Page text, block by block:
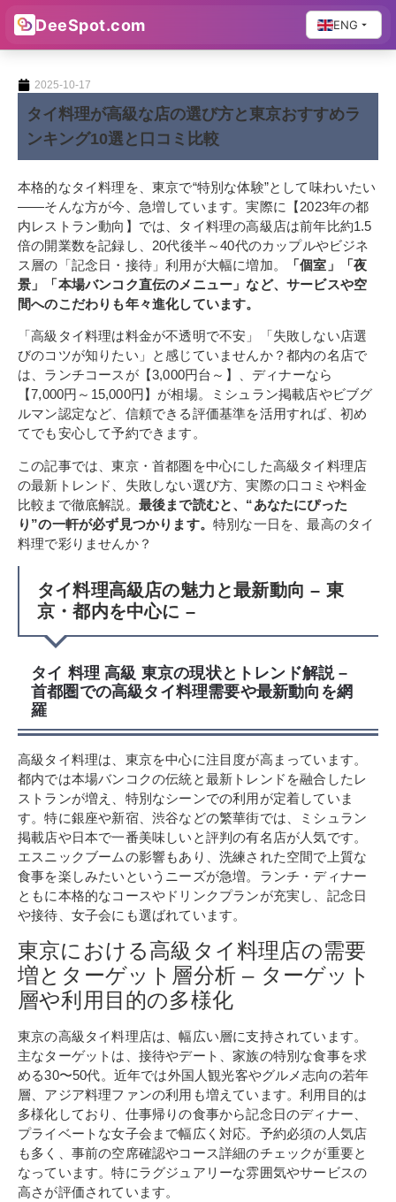
DeeSpot.com ENG
2025-10-17
タイ料理が高級な店の選び方と東京おすすめラ
ンキング10選と口コミ比較
本格的なタイ料理を、東京で“特別な体験”として味わいたい
——そんな方が今、急増しています。実際に【2023年の都
内レストラン動向】では、タイ料理の高級店は前年比約1.5
倍の開業数を記録し、20代後半～40代のカップルやビジネ
ス層の「記念日・接待」利用が大幅に増加。
「個室」「夜
景」「本場バンコク直伝のメニュー」など、サービスや空
間へのこだわりも年々進化しています。
「高級タイ料理は料金が不透明で不安」「失敗しない店選
びのコツが知りたい」と感じていませんか？都内の名店で
は、ランチコースが【3,000円台～】、ディナーなら
【7,000円～15,000円】が相場。ミシュラン掲載店やビブグ
ルマン認定など、信頼できる評価基準を活用すれば、初め
てでも安心して予約できます。
この記事では、東京・首都圏を中心にした高級タイ料理店
の最新トレンド、失敗しない選び方、実際の口コミや料金
比較まで徹底解説。 最後まで読むと、“あなたにぴった
り”の一軒が必ず見つかります。 特別な一日を、最高のタイ
料理で彩りませんか？
タイ料理高級店の魅力と最新動向 – 東
京・都内を中心に –
タイ 料理 高級 東京の現状とトレンド解説 –
首都圏での高級タイ料理需要や最新動向を網
羅
高級タイ料理は、東京を中心に注目度が高まっています。
都内では本場バンコクの伝統と最新トレンドを融合したレ
ストランが増え、特別なシーンでの利用が定着していま
す。特に銀座や新宿、渋谷などの繁華街では、ミシュラン
掲載店や日本で一番美味しいと評判の有名店が人気です。
エスニックブームの影響もあり、洗練された空間で上質な
食事を楽しみたいというニーズが急増。ランチ・ディナー
ともに本格的なコースやドリンクプランが充実し、記念日
や接待、女子会にも選ばれています。
東京における高級タイ料理店の需要
増とターゲット層分析 – ターゲット
層や利用目的の多様化
東京の高級タイ料理店は、幅広い層に支持されています。
主なターゲットは、接待やデート、家族の特別な食事を求
める30〜50代。近年では外国人観光客やグルメ志向の若年
層、アジア料理ファンの利用も増えています。利用目的は
多様化しており、仕事帰りの食事から記念日のディナー、
プライベートな女子会まで幅広く対応。予約必須の人気店
も多く、事前の空席確認やコース詳細のチェックが重要と
なっています。特にラグジュアリーな雰囲気やサービスの
高さが評価されています。